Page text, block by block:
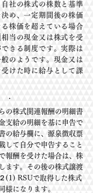
社の株式の株数と基準
決め、一定期 間後の株価
株価を超えている場合
相当の現金又は株式を受
で きる 制 度です。実際は
のようです。現金又は
けた時に給与として課
・
の株式関連報酬の明細書
支給の明細を基に申告で
の給与欄に、源泉徴収票
して自分で申告すること
報酬を受けた場合は、株
ます。その後の株式譲渡
(1) RSUで取得した株式
様にな ります。